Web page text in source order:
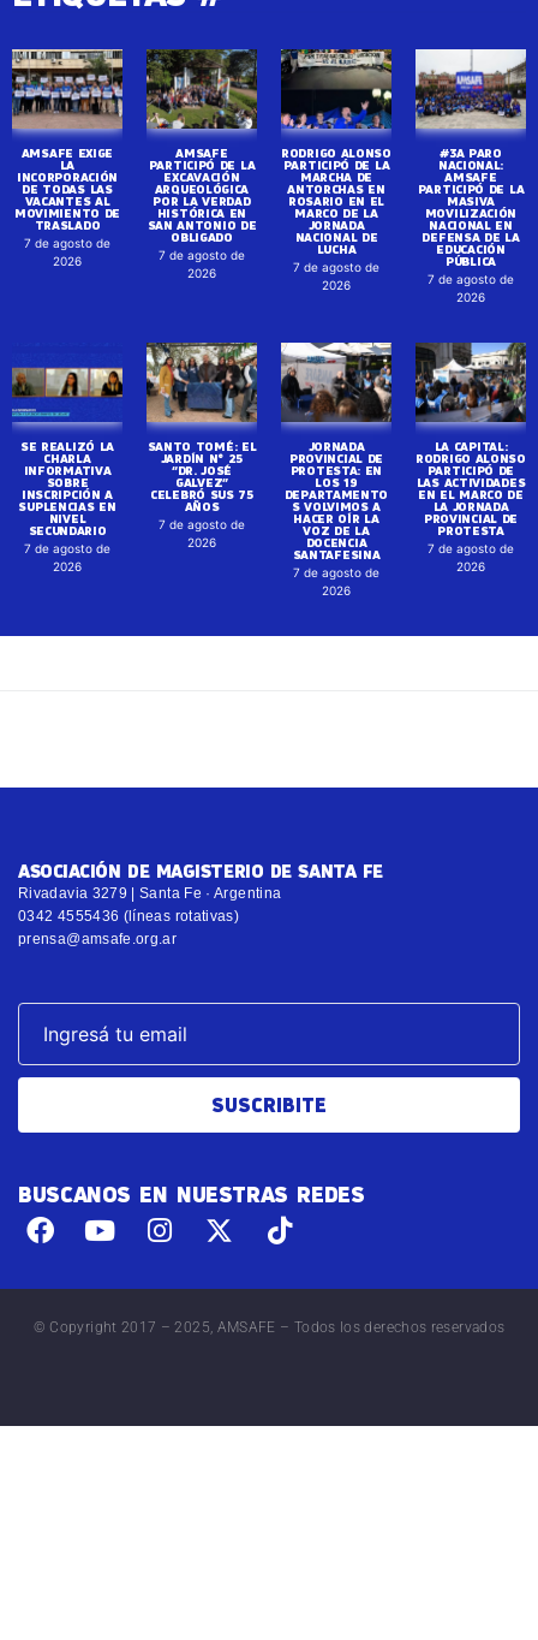
AMSAFE EXIGE
LA
INCORPORACIÓN
DE TODAS LAS
VACANTES AL
MOVIMIENTO DE
TRASLADO
7 de agosto de
2026
AMSAFE
PARTICIPÓ DE LA
EXCAVACIÓN
ARQUEOLÓGICA
POR LA VERDAD
HISTÓRICA EN
SAN ANTONIO DE
OBLIGADO
7 de agosto de
2026
RODRIGO ALONSO
PARTICIPÓ DE LA
MARCHA DE
ANTORCHAS EN
ROSARIO EN EL
MARCO DE LA
JORNADA
NACIONAL DE
LUCHA
7 de agosto de
2026
#3A PARO
NACIONAL:
AMSAFE
PARTICIPÓ DE LA
MASIVA
MOVILIZACIÓN
NACIONAL EN
DEFENSA DE LA
EDUCACIÓN
PÚBLICA
7 de agosto de
2026
SE REALIZÓ LA
CHARLA
INFORMATIVA
SOBRE
INSCRIPCIÓN A
SUPLENCIAS EN
NIVEL
SECUNDARIO
7 de agosto de
2026
SANTO TOMÉ: EL
JARDÍN N° 25
“DR. JOSÉ
GALVEZ”
CELEBRÓ SUS 75
AÑOS
7 de agosto de
2026
JORNADA
PROVINCIAL DE
PROTESTA: EN
LOS 19
DEPARTAMENTO
S VOLVIMOS A
HACER OÍR LA
VOZ DE LA
DOCENCIA
SANTAFESINA
7 de agosto de
2026
LA CAPITAL:
RODRIGO ALONSO
PARTICIPÓ DE
LAS ACTIVIDADES
EN EL MARCO DE
LA JORNADA
PROVINCIAL DE
PROTESTA
7 de agosto de
2026
ASOCIACIÓN DE MAGISTERIO DE SANTA FE
Rivadavia 3279 | Santa Fe · Argentina
0342 4555436 (líneas rotativas)
prensa@amsafe.org.ar
SUSCRIBITE
BUSCANOS EN NUESTRAS REDES
© Copyright 2017 – 2025, AMSAFE – Todos los derechos reservados